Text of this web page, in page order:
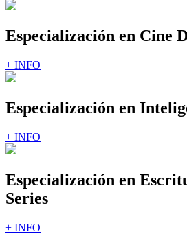
Especialización en Cine
+ INFO
Especialización en
+ INFO
Especialización en
Series
+ INFO